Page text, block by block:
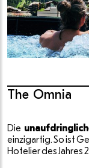
The Omnia
Die
einzigartig. So ist
Hotelier des Jahres